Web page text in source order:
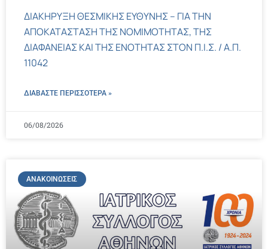
ΔΙΑΚΗΡΥΞΗ ΘΕΣΜΙΚΗΣ ΕΥΘΥΝΗΣ – ΓΙΑ ΤΗΝ
ΑΠΟΚΑΤΑΣΤΑΣΗ ΤΗΣ ΝΟΜΙΜΟΤΗΤΑΣ, ΤΗΣ
ΔΙΑΦΑΝΕΙΑΣ ΚΑΙ ΤΗΣ ΕΝΟΤΗΤΑΣ ΣΤΟΝ Π.Ι.Σ. / Α.Π.
11042
ΔΙΑΒΑΣΤΕ ΠΕΡΙΣΣΌΤΕΡΑ »
06/08/2026
ΑΝΑΚΟΙΝΏΣΕΙΣ